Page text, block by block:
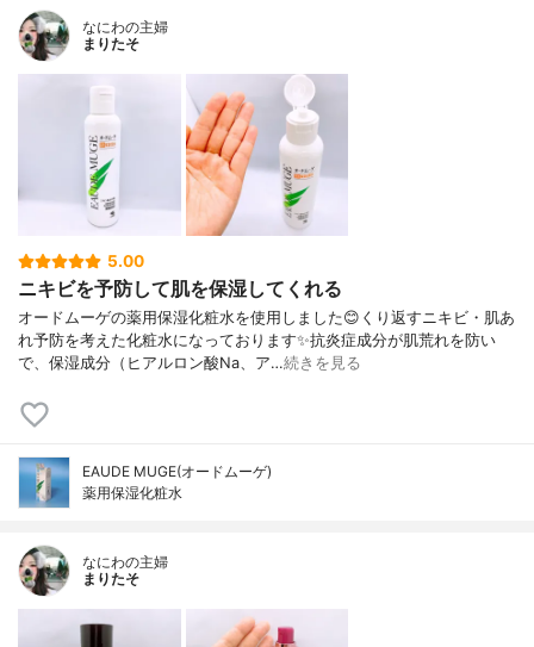
なにわの主婦
まりたそ
5.00
ニキビを予防して肌を保湿してくれる
オードムーゲの薬用保湿化粧水を使用しました😊くり返すニキビ・肌あ
れ予防を考えた化粧水になっております✨抗炎症成分が肌荒れを防い
で、保湿成分（ヒアルロン酸Na、ア…続きを見る
EAUDE MUGE(オードムーゲ)
薬用保湿化粧水
なにわの主婦
まりたそ